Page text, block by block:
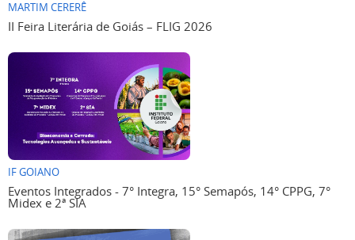
MARTIM CERERÊ
II Feira Literária de Goiás – FLIG 2026
IF GOIANO
Eventos Integrados - 7° Integra, 15° Semapós, 14° CPPG, 7°
Midex e 2ª SIA